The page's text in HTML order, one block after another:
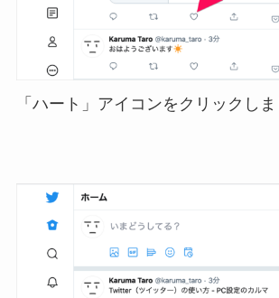
「ハート」アイコンをクリックしま